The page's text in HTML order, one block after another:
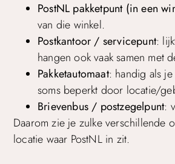
PostNL pakketpunt (in een
van die winkel.
Postkantoor / servicepunt:
hangen ook vaak samen met
Pakketautomaat: handig als
soms beperkt door locatie/
Brievenbus / postzegelpunt:
Daarom zie je zulke verschillende
locatie waar PostNL in zit.